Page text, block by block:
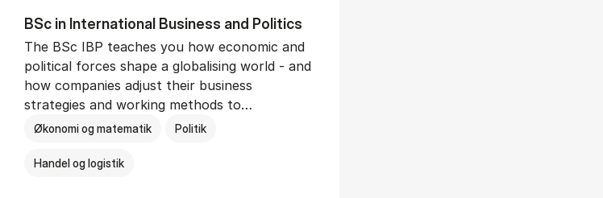
BSc in In­ter­na­tion­al Busi­ness and Polit­ics
The BSc IBP teaches you how economic and
political forces shape a globalising world - and
how companies adjust their business
strategies and working methods to…
Økonomi og matematik Politik
Handel og logistik